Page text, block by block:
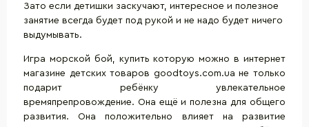
Зато если детишки заскучают, интересное и полезное
занятие всегда будет под рукой и не надо будет ничего
выдумывать.
Игра морской бой, купить которую можно в интернет
магазине детских товаров goodtoys.com.ua не только
подарит ребёнку увлекательное
времяпрепровождение. Она ещё и полезна для общего
развития. Она положительно влияет на развитие